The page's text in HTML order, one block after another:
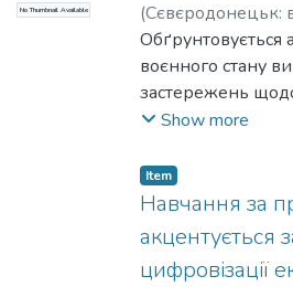
No Thumbnail Available (Сєвєродонецьк:
Даля,2022)
Tereshchenko,
Tereshchenko,
Обґрунтовується
воєнного стану
застережень щодо
отриманих
шахрайств. які
господарських
Коментується
фінансових
Show more
Item
Навчання за
акцентується
цифровізації